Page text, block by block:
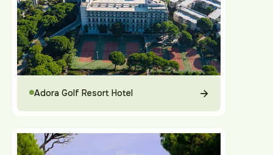
Adora Golf Resort Hotel